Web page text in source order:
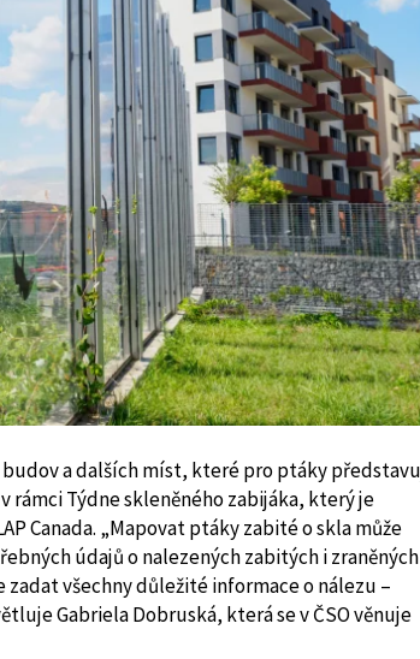
a dalších míst, které pro ptáky
rámci Týdne skleněného zabijáka, který je
Canada. „Mapovat ptáky zabité o skla může
údajů o nalezených zabitých i zraněných
všechny důležité informace o nálezu –
Gabriela Dobruská, která se v ČSO věnuje